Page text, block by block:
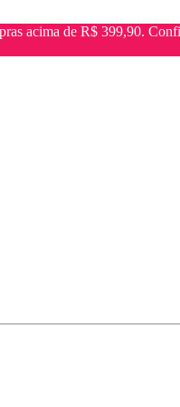
acima de R$ 399,90.